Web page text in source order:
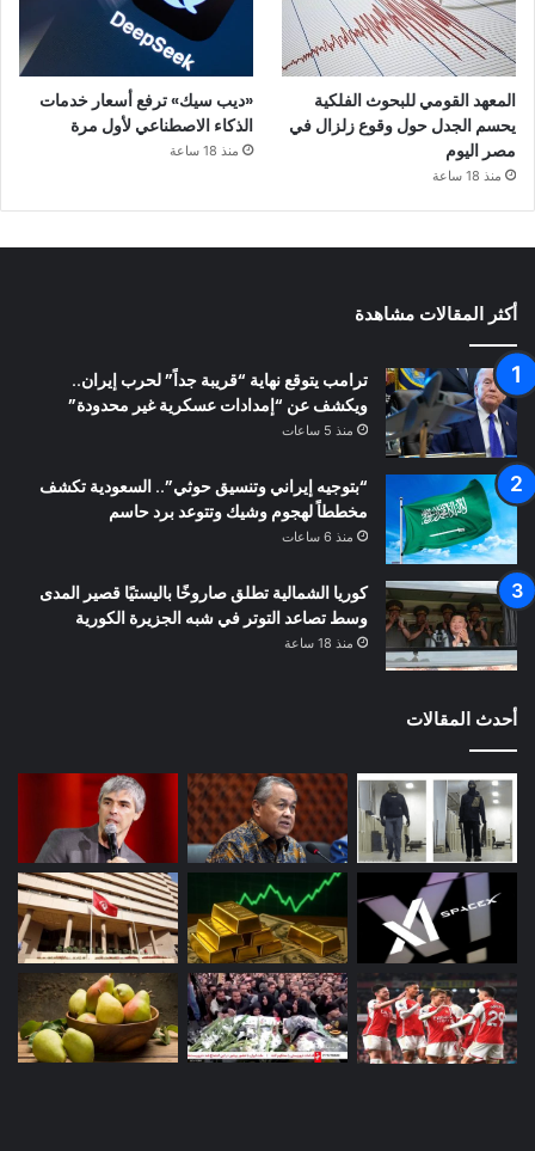
المعهد القومي للبحوث الفلكية
يحسم الجدل حول وقوع زلزال في
مصر اليوم
منذ 18 ساعة
«ديب سيك» ترفع أسعار خدمات
الذكاء الاصطناعي لأول مرة
منذ 18 ساعة
أكثر المقالات مشاهدة
ترامب يتوقع نهاية “قريبة جداً” لحرب إيران..
ويكشف عن “إمدادات عسكرية غير محدودة”
منذ 5 ساعات
“بتوجيه إيراني وتنسيق حوثي”.. السعودية تكشف
مخططاً لهجوم وشيك وتتوعد برد حاسم
منذ 6 ساعات
كوريا الشمالية تطلق صاروخًا باليستيًا قصير المدى
وسط تصاعد التوتر في شبه الجزيرة الكورية
منذ 18 ساعة
أحدث المقالات